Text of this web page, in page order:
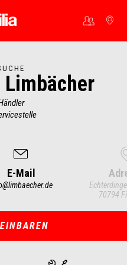
content
Limbächer
E-Mail
70794